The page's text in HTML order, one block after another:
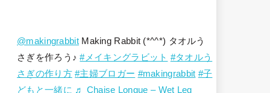
@makingrabbitMaking Rabbit (*^^*) タオルう
さぎを作ろう♪#メイキングラビット #タオルう
さぎの作り方 #主婦ブロガー #makingrabbit #子
どもと一緒に ♬ Chaise Longue – Wet Leg